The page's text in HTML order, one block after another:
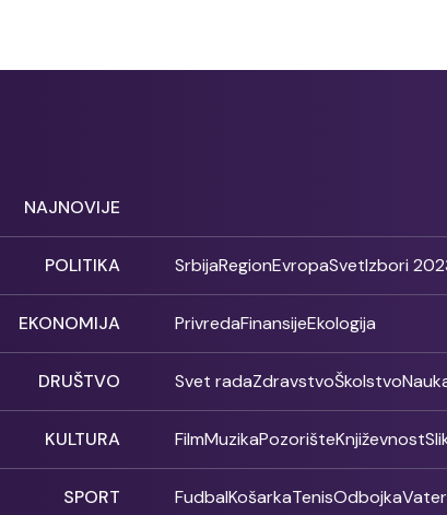
NAJNOVIJE
POLITIKA SrbijaRegionEvropaSvetIzbori
EKONOMIJA PrivredaFinansijeEkologija
DRUŠTVO Svet radaZdravstvoŠkolstvo
KULTURA FilmMuzikaPozorišteKnjiževnost
SPORT FudbalKošarkaTenisOdbojka